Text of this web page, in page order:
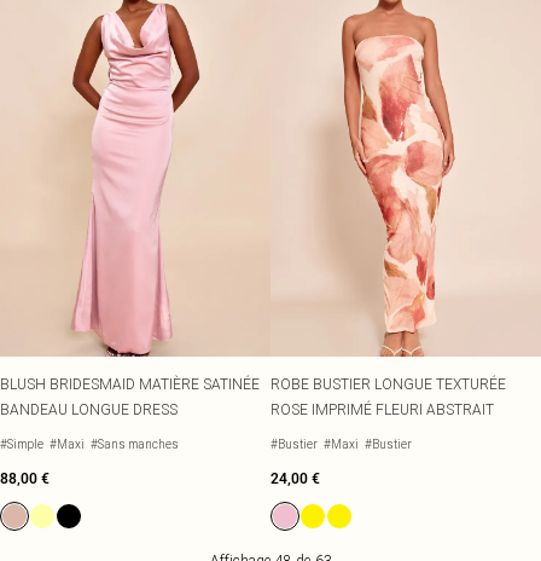
BLUSH BRIDESMAID MATIÈRE SATINÉE
BANDEAU LONGUE DRESS
#Simple #Maxi #Sans manches
88,00 €
ROBE BUSTIER LONGUE TEXTURÉE
ROSE IMPRIMÉ FLEURI ABSTRAIT
#Bustier #Maxi #Bustier
24,00 €